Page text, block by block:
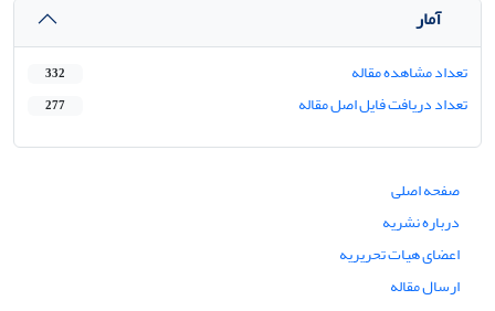
آمار
تعداد مشاهده مقاله 332
تعداد دریافت فایل اصل مقاله 277
صفحه اصلی
درباره نشریه
اعضای هیات تحریریه
ارسال مقاله